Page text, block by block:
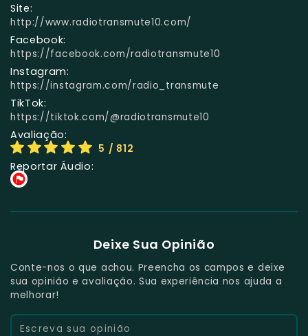
Site:
http://www.radiotransmute10.com/
Facebook:
https://facebook.com/radiotransmute10
Instagram:
https://instagram.com/radio_transmute
TikTok:
https://tiktok.com/@radiotransmute10
Avaliação:
5 / 812
Reportar Áudio:
Deixe Sua Opinião
Conte-nos o que achou. Preencha os campos e deixe
sua opinião e avaliação. Sua experiência nos ajuda a
melhorar!